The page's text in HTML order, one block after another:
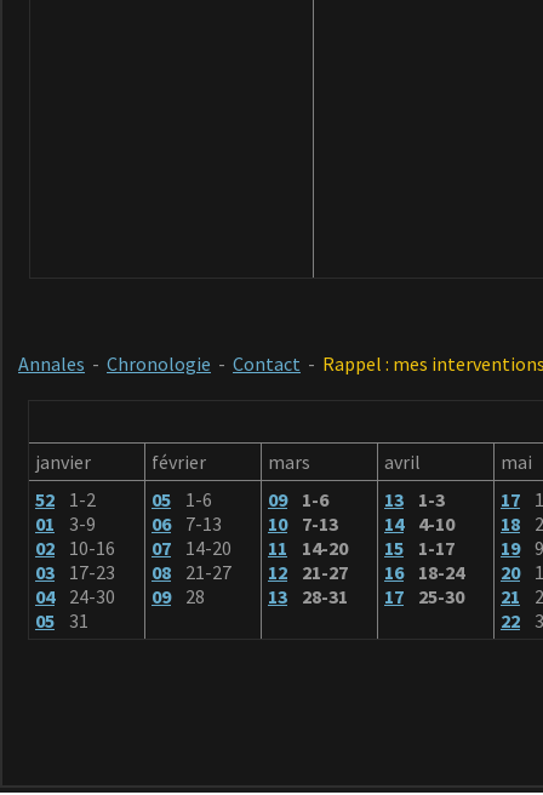
Annales - Chronologie - Contact - Rappel : mes
janvier février mars avril
mai
52 1-2
01 3-9
02 10-16
03 17-23
0424-30
05 31
05 1-6
067-13
07 14-20
08 21-27
0928
091-6
107-13
11 14-20
12 21-27
13 28-31
13 1-3
144-10
15 1-17
1618-24
17 25-30
17 1
18
19
20
21
22